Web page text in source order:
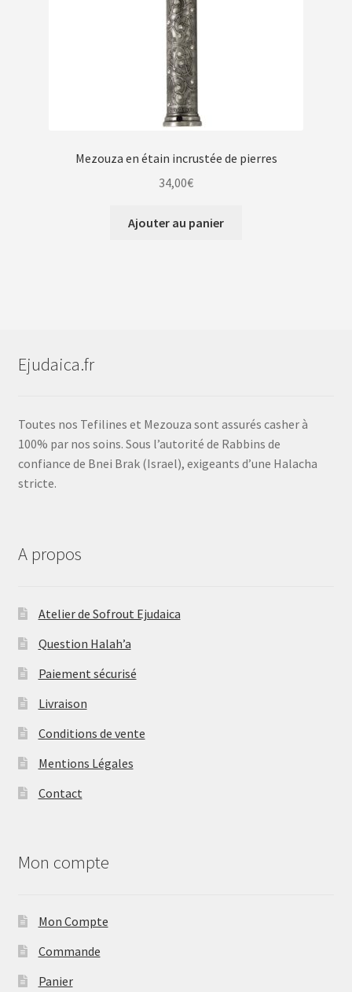
Mezouza en étain incrustée de pierres
34,00€
Ajouter au panier
Ejudaica.fr
Toutes nos Tefilines et Mezouza sont assurés casher à
100% par nos soins. Sous l’autorité de Rabbins de
confiance de Bnei Brak (Israel), exigeants d’une Halacha
stricte.
A propos
Atelier de Sofrout Ejudaica
Question Halah’a
Paiement sécurisé
Livraison
Conditions de vente
Mentions Légales
Contact
Mon compte
Mon Compte
Commande
Panier